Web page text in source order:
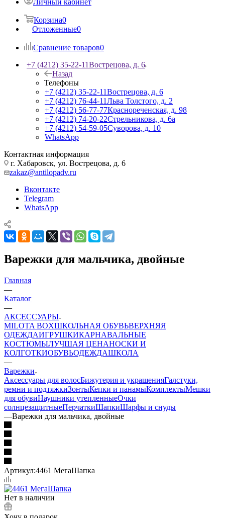
Личный кабинет
Корзина0
Отложенные0
Сравнение товаров0
+7 (4212) 35-22-11Вострецова, д. 6
Назад
Телефоны
+7 (4212) 35-22-11Вострецова, д. 6
+7 (4212) 76-44-11Льва Толстого, д. 2
+7 (4212) 56-77-77Краснореченская, д. 98
+7 (4212) 74-20-22Стрельникова, д. 6а
+7 (4212) 54-59-05Суворова, д. 10
WhatsApp
Контактная информация
г. Хабаровск, ул. Вострецова, д. 6
zakaz@antilopadv.ru
Вконтакте
Telegram
WhatsApp
Варежки для мальчика, двойные
Главная
—
Каталог
—
АКСЕССУАРЫ
MILOTA BOXШКОЛЬНАЯ ОБУВЬВЕРХНЯЯ
ОДЕЖДАИГРУШКИКАРНАВАЛЬНЫЕ
КОСТЮМЫЛУЧШАЯ ЦЕНАНОСКИ И
КОЛГОТКИОБУВЬОДЕЖДАШКОЛА
—
Варежки
Аксессуары для волосБижутерия и украшенияГалстуки,
ремни и подтяжкиЗонтыКепки и панамыКомплектыМешки
для обувиНаушники утепленныеОчки
солнцезащитныеПерчаткиШапкиШарфы и снуды
—Варежки для мальчика, двойные
Артикул:4461 МегаШапка
Нет в наличии